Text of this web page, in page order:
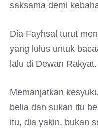
saksama demi
Dia Fayhsal turut
yang lulus untuk
lalu di Dewan Rakyat.
Memanjatkan
belia dan sukan itu
itu, dia yakin, bukan